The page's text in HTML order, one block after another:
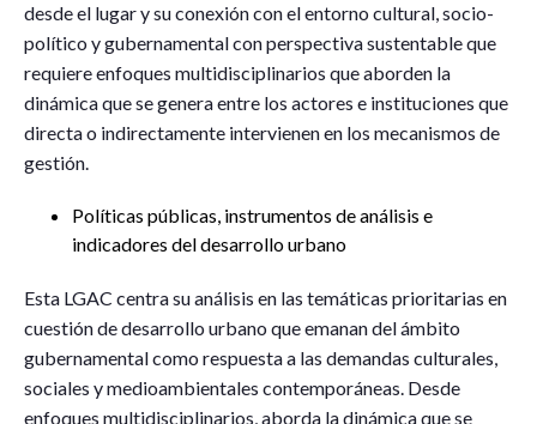
desde el lugar y su conexión con el entorno cultural, socio-
político y gubernamental con perspectiva sustentable que
requiere enfoques multidisciplinarios que aborden la
dinámica que se genera entre los actores e instituciones que
directa o indirectamente intervienen en los mecanismos de
gestión.
Políticas públicas, instrumentos de análisis e
indicadores del desarrollo urbano
Esta LGAC centra su análisis en las temáticas prioritarias en
cuestión de desarrollo urbano que emanan del ámbito
gubernamental como respuesta a las demandas culturales,
sociales y medioambientales contemporáneas. Desde
enfoques multidisciplinarios, aborda la dinámica que se